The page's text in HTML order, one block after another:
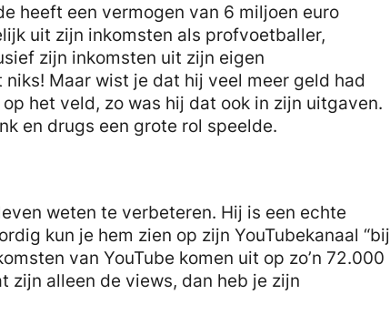
heeft een vermogen van 6 miljoen euro
uit zijn inkomsten als profvoetballer,
zijn inkomsten uit zijn eigen
Maar wist je dat hij veel meer geld had
het veld, zo was hij dat ook in zijn uitgaven.
en drugs een grote rol speelde.
weten te verbeteren. Hij is een echte
kun je hem zien op zijn YouTubekanaal “bij
van YouTube komen uit op zo’n 72.000
zijn alleen de views, dan heb je zijn